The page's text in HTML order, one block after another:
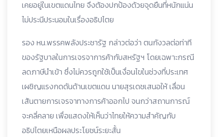
เคยอยู่ในเขตแดนไทย จึงต้องปกป้องด้วยจุดยืนที่หนักแน่น
ไม่ประนีประนอมในเรื่องอธิปไตย
รอง หน.พรรคพลังประชารัฐ กล่าวต่อว่า ตนกังวลต่อท่าที
ของรัฐบาลในการเจรจาการค้ากับสหรัฐฯ โดยเฉพาะกรณี
ลดภาษีนำเข้า ซึ่งไม่ควรถูกใช้เป็นเงื่อนไขในช่วงที่ประเทศ
เผชิญแรงกดดันด้านเขตแดน นายสุรเดชเสนอให้ เลื่อน
เส้นตายการเจรจาทางการค้าออกไป จนกว่าสถานการณ์
จะคลี่คลาย เพื่อแสดงให้เห็นว่าไทยให้ความสำคัญกับ
อธิปไตยเหนือผลประโยชน์ระยะสั้น